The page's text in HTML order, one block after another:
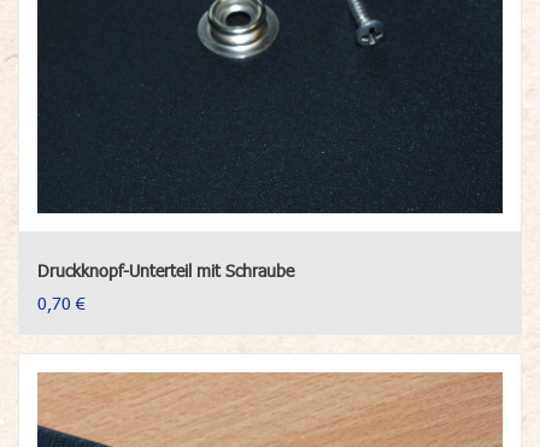
Druckknopf-Unterteil mit Schraube
0,70 €